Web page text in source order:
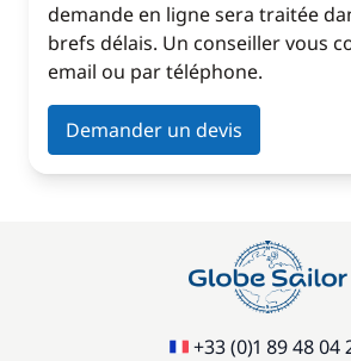
demande en ligne sera traitée
brefs délais. Un conseiller vous
email ou par téléphone.
Demander un devis
+33 (0)1 89 48 04